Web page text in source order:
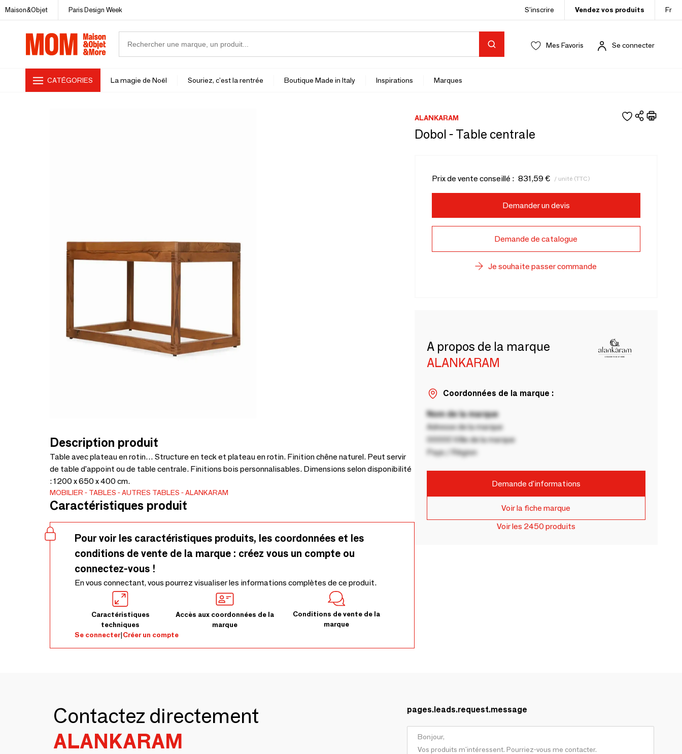
Maison&Objet Paris Design Week S’inscrire Vendez vos produits Fr
Mes Favoris Se connecter
CATÉGORIES La magie de Noël Souriez, c'est la rentrée Boutique Made in Italy Inspirations Marques
Description produit
Table avec plateau en rotin… Structure en teck et plateau en rotin. Finition chêne naturel. Peut servir
de table d'appoint ou de table centrale. Finitions bois personnalisables. Dimensions selon disponibilité
: 1200 x 650 x 400 cm.
MOBILIER TABLES AUTRES TABLES ALANKARAM
Caractéristiques produit
Pour voir les caractéristiques produits, les coordonnées et les
conditions de vente de la marque : créez vous un compte ou
connectez-vous !
En vous connectant, vous pourrez visualiser les informations complètes de ce produit.
Caractéristiques
techniques
Accès aux coordonnées de la
marque
Conditions de vente de la
marque
Se connecter|Créer un compte
ALANKARAM
Dobol - Table centrale
Prix de vente conseillé : 831,59 € / unité (TTC)
Demander un devis
Demande de catalogue
Je souhaite passer commande
A propos de la marque
ALANKARAM
Coordonnées de la marque :
Nom de la marque
Adresse de la marque
00000 Ville de la marque
Pays / Région
Demande d'informations
Voir la fiche marque
Voir les 2450 produits
Contactez directement
ALANKARAM
pages.leads.request.message